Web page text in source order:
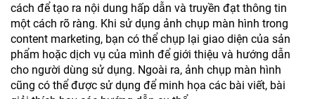
cách để tạo ra nội dung hấp dẫn và truyền đạt thông tin
một cách rõ ràng. Khi sử dụng ảnh chụp màn hình trong
content marketing, bạn có thể chụp lại giao diện của sản
phẩm hoặc dịch vụ của mình để giới thiệu và hướng dẫn
cho người dùng sử dụng. Ngoài ra, ảnh chụp màn hình
cũng có thể được sử dụng để minh họa các bài viết, bài